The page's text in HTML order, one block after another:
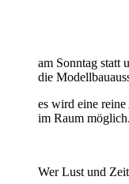
am Sonntag statt
die
es wird eine
im Raum möglich.
Wer Lust und